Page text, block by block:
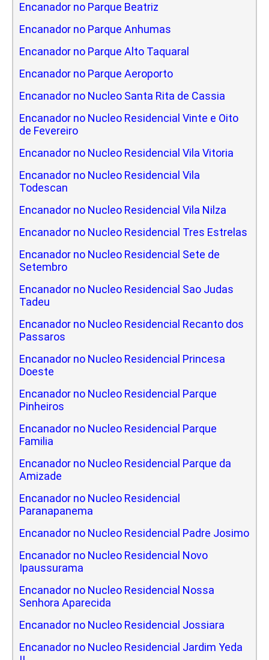
Encanador no Parque Beatriz
Encanador no Parque Anhumas
Encanador no Parque Alto Taquaral
Encanador no Parque Aeroporto
Encanador no Nucleo Santa Rita de Cassia
Encanador no Nucleo Residencial Vinte e Oito
de Fevereiro
Encanador no Nucleo Residencial Vila Vitoria
Encanador no Nucleo Residencial Vila
Todescan
Encanador no Nucleo Residencial Vila Nilza
Encanador no Nucleo Residencial Tres Estrelas
Encanador no Nucleo Residencial Sete de
Setembro
Encanador no Nucleo Residencial Sao Judas
Tadeu
Encanador no Nucleo Residencial Recanto dos
Passaros
Encanador no Nucleo Residencial Princesa
Doeste
Encanador no Nucleo Residencial Parque
Pinheiros
Encanador no Nucleo Residencial Parque
Familia
Encanador no Nucleo Residencial Parque da
Amizade
Encanador no Nucleo Residencial
Paranapanema
Encanador no Nucleo Residencial Padre Josimo
Encanador no Nucleo Residencial Novo
Ipaussurama
Encanador no Nucleo Residencial Nossa
Senhora Aparecida
Encanador no Nucleo Residencial Jossiara
Encanador no Nucleo Residencial Jardim Yeda